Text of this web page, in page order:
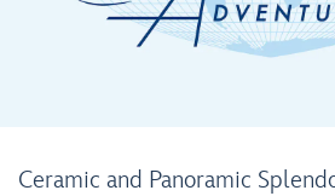
Ceramic and Panoramic